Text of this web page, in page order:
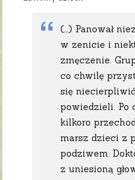
(…) Panował
w zenicie i
zmęczenie.
co chwilę
się
powiedzieli. Po
kilkoro
marsz dzieci z
podziwem.
z uniesioną